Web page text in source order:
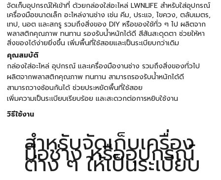
จัดเก็บอุปกรณ์ให้เข้าที่ ด้วยกล่องใส่อะไหล่ LWNLIFE สำหรับใส่อุปกรณ์
เครื่องมือขนาดเล็ก อะไหล่งานช่าง เช่น คีม, ประแจ, ไขควง, ตลับเมตร,
เทป, นอต และสกรู รวมถึงสิ่งของ DIY หรือของใช้ทั่ว ๆ ไป ผลิตจาก
พลาสติกคุณภาพ ทนทาน รองรับน้ำหนักได้ดี สีสันสะดุดตา ช่วยให้หา
สิ่งของได้ง่ายยิ่งขึ้น เพิ่มพื้นที่ใช้สอยและเป็นระเบียบกว่าเดิม
คุณสมบัติ
กล่องใส่อะไหล่ อุปกรณ์ และเครื่องมืองานช่าง รวมถึงสิ่งของทั่วไป
ผลิตจากพลาสติกคุณภาพ ทนทาน สามารถรองรับน้ำหนักได้ดี
สามารถวางซ้อนกันได้ ช่วยประหยัดพื้นที่ใช้สอย
เพิ่มความเป็นระเบียบเรียบร้อย และสะดวกต่อการหยิบใช้งาน
วิธีใช้งาน
สำหรับจัดเก็บเครื่อง
มือช่าง หรืออุปกรณ์
ต่าง ๆ ให้เป็นระเบียบ